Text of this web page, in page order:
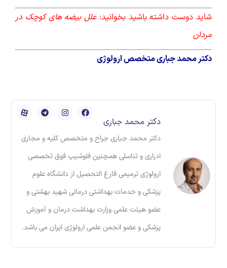
شاید دوست داشته باشید بخوانید:علل بیضه های کوچک در
مردان
دکتر محمد جباری متخصص ارولوژی
دکتر محمد جباری
دکتر محمد جباری جراح و متخصص کلیه و مجاری
ادراری و تناسلی همچنین فلوشیپ فوق تخصصی
ارولوژی ترمیمی فارغ التحصیل از دانشگاه علوم
پزشکی و خدمات بهداشتی درمانی شهید بهشتی و
عضو هیئت علمی وزارت بهداشت درمان و آموزش
پزشکی و عضو انجمن علمی ارولوژی ایران می باشد.